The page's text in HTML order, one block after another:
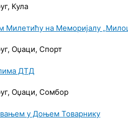
, Кула
Милетићу на Меморијалу
, Оџаци, Спорт
ДТД
, Оџаци, Сомбор
у Доњем Товарнику